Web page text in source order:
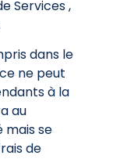
Services ,
dans le
ne peut
à la
au
mais se
de